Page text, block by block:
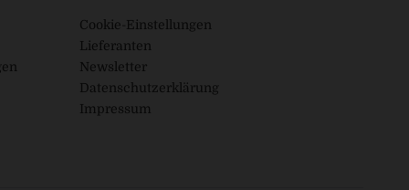
Cookie-Einstellungen
Lieferanten
Newsletter
Datenschutzerklärung
Impressum